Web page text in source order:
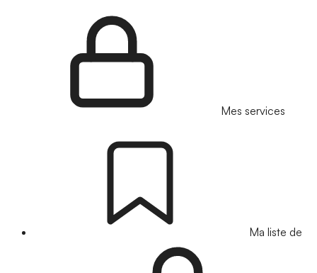
Mes services
Ma liste de